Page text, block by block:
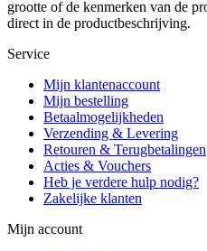
grootte of de kenmerken van de
direct in de productbeschrijving.
Service
Mijn klantenaccount
Mijn bestelling
Betaalmogelijkheden
Verzending & Levering
Retouren & Terugbetalingen
Acties & Vouchers
Heb je verdere hulp nodig?
Zakelijke klanten
Mijn account